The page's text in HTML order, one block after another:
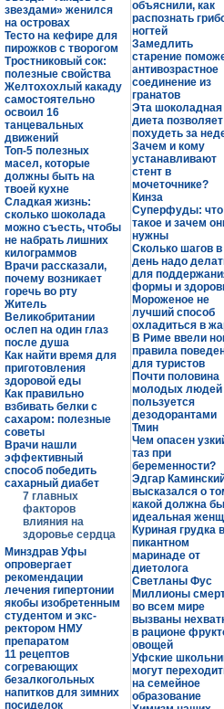
звездами» женился
на островах
Тесто на кефире для
пирожков с творогом
Тростниковый сок:
полезные свойства
Желтохохлый какаду
самостоятельно
освоил 16
танцевальных
движений
Топ-5 полезных
масел, которые
должны быть на
твоей кухне
Сладкая жизнь:
сколько шоколада
можно съесть, чтобы
не набрать лишних
килограммов
Врачи рассказали,
почему возникает
горечь во рту
Житель
Великобритании
ослеп на один глаз
после душа
Как найти время для
приготовления
здоровой еды
Как правильно
взбивать белки с
сахаром: полезные
советы
Врачи нашли
эффективный
способ победить
сахарный диабет
7 главных
факторов
влияния на
здоровье сердца
Минздрав Уфы
опровергает
рекомендации
лечения гипертонии
якобы изобретенным
студентом и экс-
ректором НМУ
препаратом
11 рецептов
согревающих
безалкогольных
напитков для зимних
посиделок
объяснили, как
распознать
ногтей
Замедлить
старение
антивозрастное
соединение из
гранатов
Эта шоколадная
диета позволяет
похудеть за
Зачем и кому
устанавливают
стент в
мочеточнике?
Кинза
Суперфуды: что
такое и зачем
нужны
Сколько шагов в
день надо
для
формы и
Мороженое не
лучший способ
охладиться в
В Риме ввели
правила
для туристов
Почти половина
молодых людей
пользуется
дезодорантами
Тмин
Чем опасен
таз при
беременности?
Эдгар
высказался о
какой должна
идеальная
Куриная грудка в
пикантном
маринаде от
диетолога
Светланы Фус
Миллионы
во всем мире
вызваны
в рационе
овощей
Уфские
могут
на семейное
образование